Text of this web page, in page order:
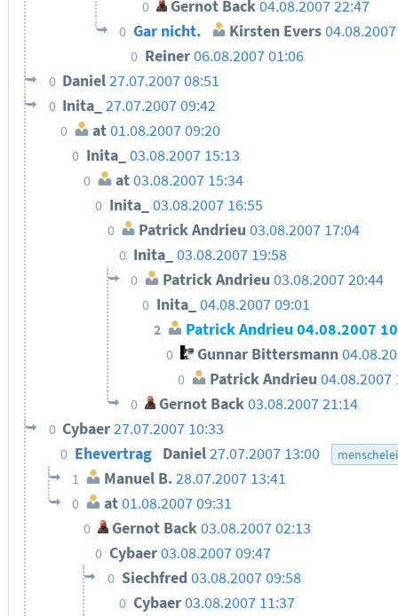
0 Gernot Back04.08.2007 22:47
0 Gar nicht. Kirsten Evers
0 Reiner06.08.2007 01:06
0 Daniel27.07.2007 08:51
0 Inita_27.07.2007 09:42
0 at 01.08.2007 09:20
0 Inita_ 03.08.2007 15:13
0 at03.08.2007 15:34
0 Inita_03.08.2007 16:55
0 Patrick Andrieu 03.08.2007 17:04
0 Inita_ 03.08.2007 19:58
0 Patrick Andrieu 03.08.2007 20:44
0 Inita_04.08.2007 09:01
2 Patrick Andrieu 04.08.2007
0 Gunnar Bittersmann
0 Patrick Andrieu 04.08.2007
0 Gernot Back03.08.2007 21:14
0 Cybaer27.07.2007 10:33
0 Ehevertrag Daniel27.07.2007 13:00 menschelei
1 Manuel B.28.07.2007 13:41
0 at01.08.2007 09:31
0 Gernot Back03.08.2007 02:13
0 Cybaer03.08.2007 09:47
0 Siechfred 03.08.2007 09:58
0 Cybaer03.08.2007 11:37